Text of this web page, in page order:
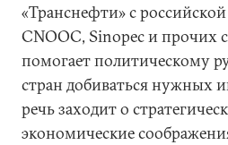
«Транснефти» с
CNOOC, Sinopec и прочих
помогает политическому
стран добиваться нужных
речь заходит о
экономические